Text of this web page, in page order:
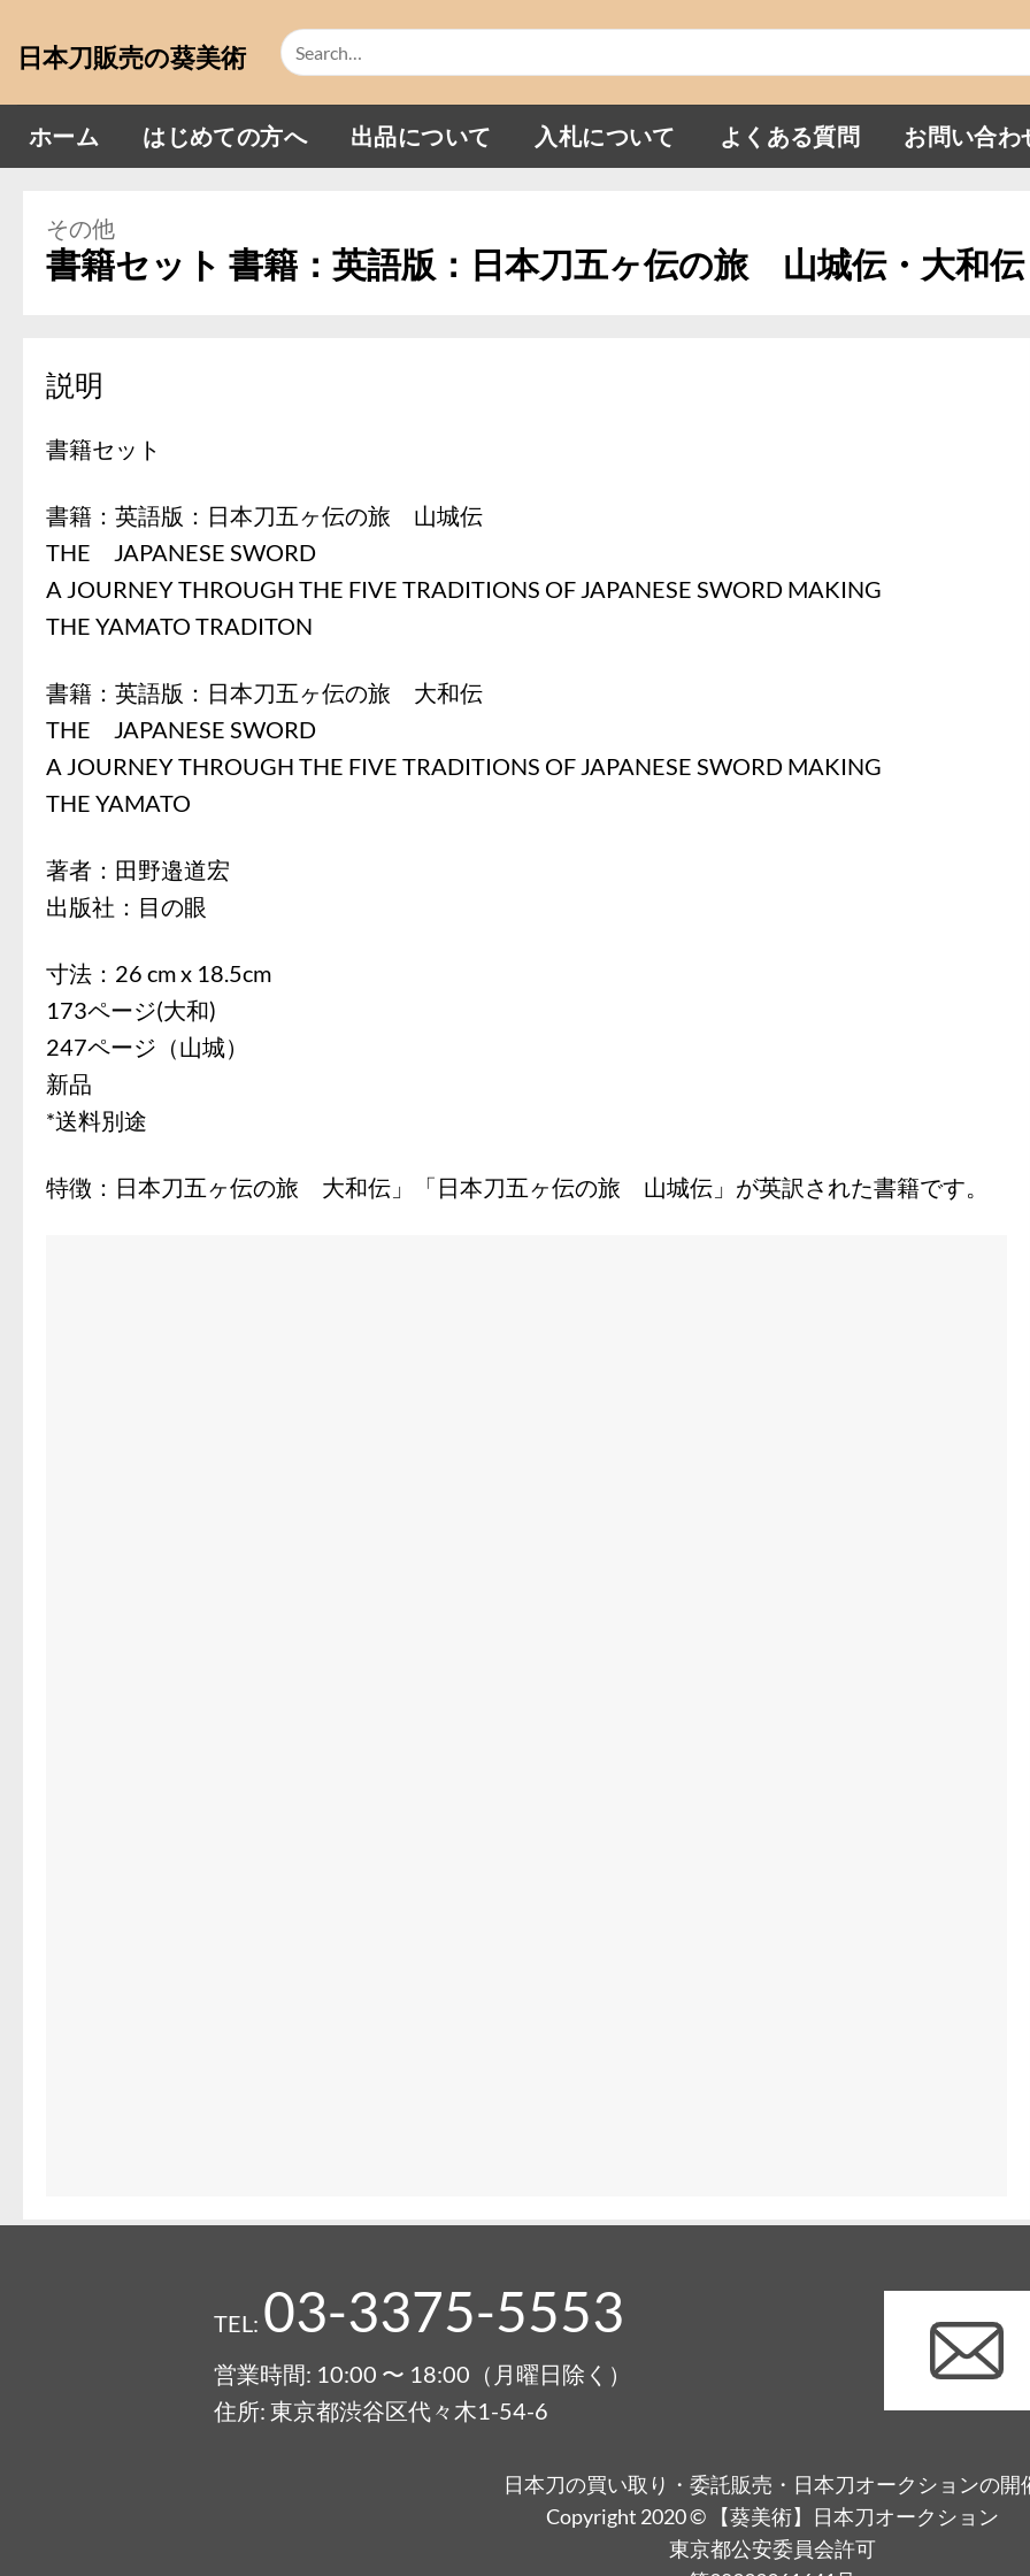
日本刀販売の葵美術
Search
for:
ホーム はじめての方へ 出品について 入札について よくある質問 お問い合わ
その他
書籍セット 書籍：英語版：日本刀五ヶ伝の旅 山城伝・大和伝
説明
書籍セット
書籍：英語版：日本刀五ヶ伝の旅 山城伝
THE JAPANESE SWORD
A JOURNEY THROUGH THE FIVE TRADITIONS OF JAPANESE SWORD MAKING
THE YAMATO TRADITON
書籍：英語版：日本刀五ヶ伝の旅 大和伝
THE JAPANESE SWORD
A JOURNEY THROUGH THE FIVE TRADITIONS OF JAPANESE SWORD MAKING
THE YAMATO
著者：田野邉道宏
出版社：目の眼
寸法：26 cm x 18.5cm
173ページ(大和)
247ページ（山城）
新品
*送料別途
特徴：日本刀五ヶ伝の旅 大和伝」「日本刀五ヶ伝の旅 山城伝」が英訳された書籍です。
TEL: 03-3375-5553
営業時間: 10:00 〜 18:00（月曜日除く）
住所: 東京都渋谷区代々木1-54-6
日本刀の買い取り・委託販売・日本刀オークションの開
Copyright 2020 © 【葵美術】日本刀オークション
東京都公安委員会許可